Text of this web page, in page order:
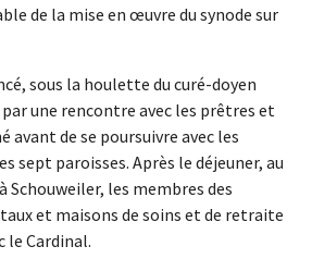
de la mise en œuvre du synode sur
sous la houlette du curé-doyen
une rencontre avec les prêtres et
avant de se poursuivre avec les
sept paroisses. Après le déjeuner, au
Schouweiler, les membres des
et maisons de soins et de retraite
le Cardinal.